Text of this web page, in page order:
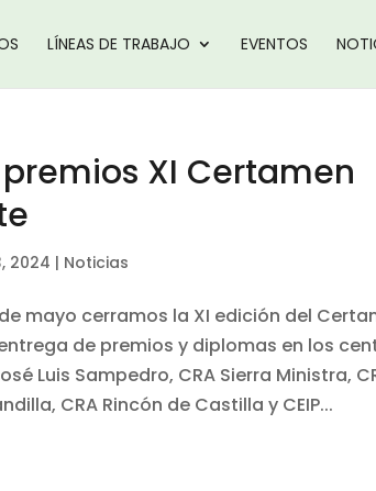
LÍNEAS DE TRABAJO EVENTOS
XI Certamen
2024 | Noticias
mayo cerramos la XI edición del
de premios y diplomas en los
Luis Sampedro, CRA Sierra Ministra,
CRA Rincón de Castilla y CEIP...